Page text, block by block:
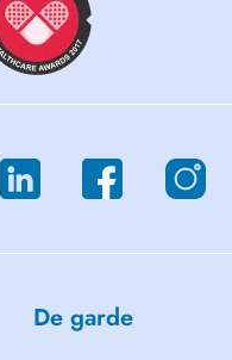
De garde